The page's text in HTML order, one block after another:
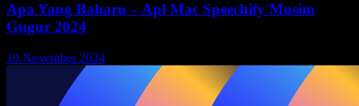
Apa Yang Baharu – Apl Mac Speechify Musim
Gugur 2024
19 November 2024